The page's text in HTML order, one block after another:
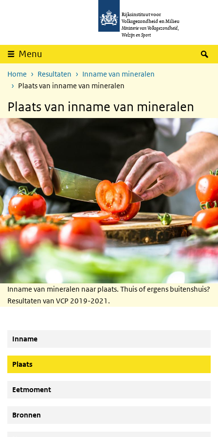
Overslaan en naar de inhoud gaan
Rijksinstituut voor
Volksgezondheid en Milieu
Ministerie van Volksgezondheid,
Welzijn en Sport
Menu
Home Resultaten
Inname van mineralen
Plaats van inname van mineralen
Plaats van inname van mineralen
Inname van mineralen naar plaats. Thuis of ergens buitenshuis?
Resultaten van VCP 2019-2021.
Inname
Plaats(Actieve knop)
Eetmoment
Bronnen